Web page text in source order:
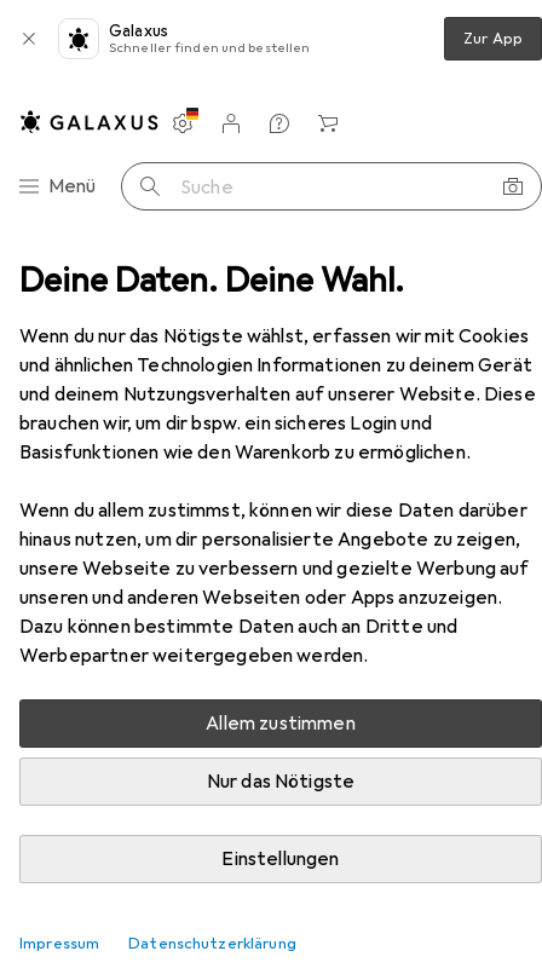
Deine Daten. Deine Wahl.
Wenn du nur das Nötigste wählst, erfassen wir mit Cookies
und ähnlichen Technologien Informationen zu deinem Gerät
und deinem Nutzungsverhalten auf unserer Website. Diese
brauchen wir, um dir bspw. ein sicheres Login und
Basisfunktionen wie den Warenkorb zu ermöglichen.
Wenn du allem zustimmst, können wir diese Daten darüber
hinaus nutzen, um dir personalisierte Angebote zu zeigen,
unsere Webseite zu verbessern und gezielte Werbung auf
unseren und anderen Webseiten oder Apps anzuzeigen.
Dazu können bestimmte Daten auch an Dritte und
Werbepartner weitergegeben werden.
Allem zustimmen
Nur das Nötigste
Einstellungen
Impressum Datenschutzerklärung
Galaxus
Schneller finden und bestellen Zur App
Navigation nach Kategorien
Menü Suche
Einstellungen
Kundenkonto
Vergleichslisten
Merklisten
Warenkorb
Lippenstift + Lipgloss Bourjois Gloss Fabuleux
bei 2 Stück
BourjoisGloss Fabuleux